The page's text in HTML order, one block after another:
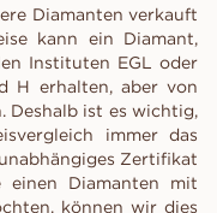
Diamanten verkauft
kann ein Diamant,
Instituten EGL oder
H erhalten, aber von
Deshalb ist es wichtig,
immer das
Zertifikat
einen Diamanten mit
können wir dies